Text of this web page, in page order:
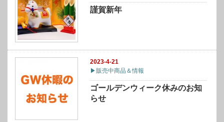
謹賀新年
2023-4-21
▶販売中商品＆情報
ゴールデンウィーク休みのお知
らせ